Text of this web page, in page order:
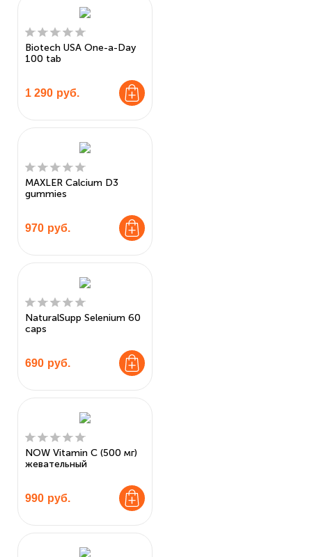
Biotech USA One-a-Day
100 tab
1 290 руб.
MAXLER Calcium D3
gummies
970 руб.
NaturalSupp Selenium 60
caps
690 руб.
NOW Vitamin C (500 мг)
жевательный
990 руб.